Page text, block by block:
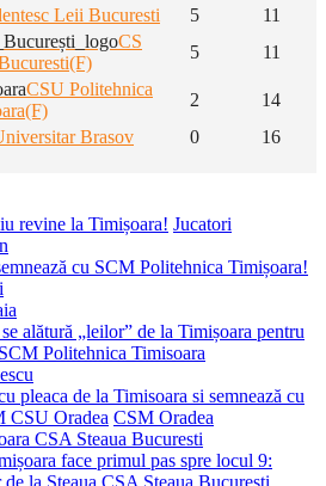
Leii Bucuresti 5
11
CS
5 11
CSU Politehnica
2
14
Brasov 0
16
revine la Timișoara! Jucatori
cu SCM Politehnica Timișoara!
alătură „leilor” de la Timișoara pentru
SCM Politehnica Timisoara
pleaca de la Timisoara si semnează cu
CSU Oradea CSM Oradea
face primul pas spre locul 9:
la Steaua CSA Steaua Bucuresti